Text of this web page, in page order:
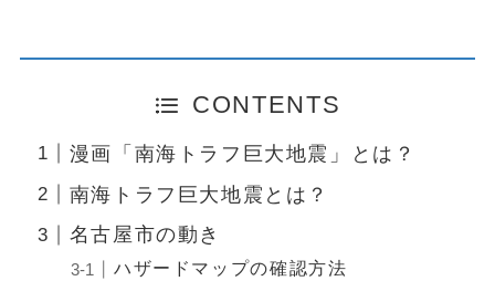
CONTENTS
漫画「南海トラフ巨大地震」とは？
南海トラフ巨大地震とは？
名古屋市の動き
ハザードマップの確認方法